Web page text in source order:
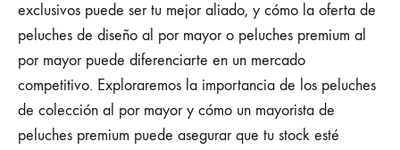
exclusivos puede ser tu mejor aliado, y cómo la oferta de
peluches de diseño al por mayor o peluches premium al
por mayor puede diferenciarte en un mercado
competitivo. Exploraremos la importancia de los peluches
de colección al por mayor y cómo un mayorista de
peluches premium puede asegurar que tu stock esté